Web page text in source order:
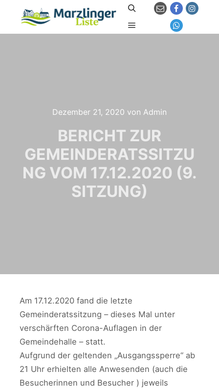
Suchen
Dezember 21, 2020 von Admin
BERICHT ZUR
GEMEINDERATSSITZU
NG VOM 17.12.2020 (9.
SITZUNG)
Am 17.12.2020 fand die letzte
Gemeinderatssitzung – dieses Mal unter
verschärften Corona-Auflagen in der
Gemeindehalle – statt.
Aufgrund der geltenden „Ausgangssperre“ ab
21 Uhr erhielten alle Anwesenden (auch die
Besucherinnen und Besucher ) jeweils